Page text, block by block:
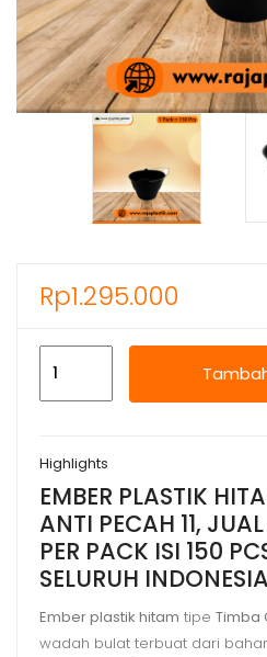
Rp1.295.000
-
TIMBA
COR
ANTI
PECAH
11,
HARGA
Highlights
EMBER PLASTIK
ANTI PECAH 11,
PER PACK ISI 150
SELURUH INDONESIA
Ember plastik hitam tipe Timba
wadah bulat terbuat dari